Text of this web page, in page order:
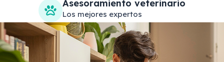
Asesoramiento veterinario
Los mejores expertos